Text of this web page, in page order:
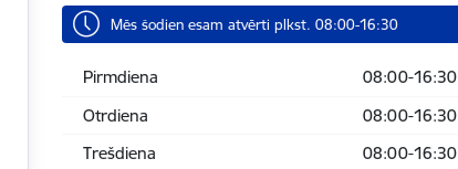
Mēs šodien esam atvērti plkst. 08:00-16:30
Pirmdiena
08:00-16:30
Otrdiena
08:00-16:30
Trešdiena
08:00-16:30